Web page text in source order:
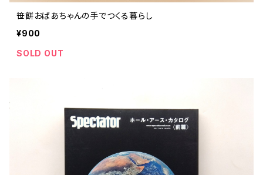
笹餅おばあちゃんの手でつくる暮らし
¥900
SOLD OUT